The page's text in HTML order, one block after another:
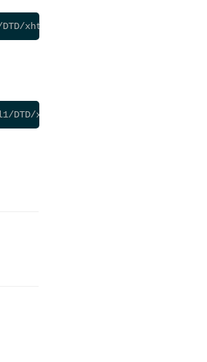
DTD/xhtml1-strict.dtd">
DTD/xhtml1-frameset.dtd">